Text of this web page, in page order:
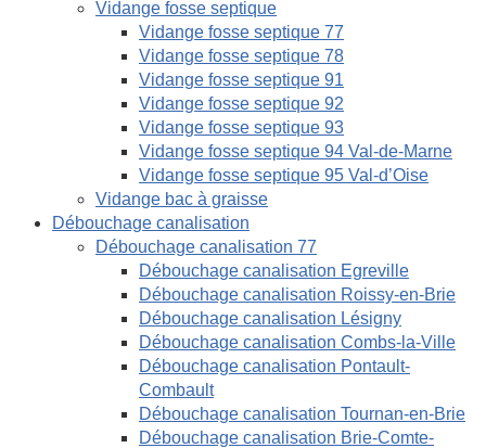
Vidange fosse septique
Vidange fosse septique 77
Vidange fosse septique 78
Vidange fosse septique 91
Vidange fosse septique 92
Vidange fosse septique 93
Vidange fosse septique 94 Val-de-Marne
Vidange fosse septique 95 Val-d’Oise
Vidange bac à graisse
Débouchage canalisation
Débouchage canalisation 77
Débouchage canalisation Egreville
Débouchage canalisation Roissy-en-Brie
Débouchage canalisation Lésigny
Débouchage canalisation Combs-la-Ville
Débouchage canalisation Pontault-
Combault
Débouchage canalisation Tournan-en-Brie
Débouchage canalisation Brie-Comte-